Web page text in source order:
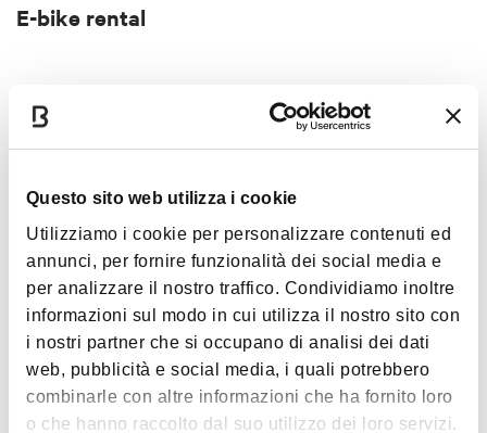
Questo sito web utilizza i cookie
Utilizziamo i cookie per personalizzare contenuti ed
annunci, per fornire funzionalità dei social media e
per analizzare il nostro traffico. Condividiamo inoltre
informazioni sul modo in cui utilizza il nostro sito con
i nostri partner che si occupano di analisi dei dati
web, pubblicità e social media, i quali potrebbero
combinarle con altre informazioni che ha fornito loro
o che hanno raccolto dal suo utilizzo dei loro servizi.
E-bike rental
ACTIVITY
€ 10
The Certosa of Bologna - Guided tours
BOLOGNA